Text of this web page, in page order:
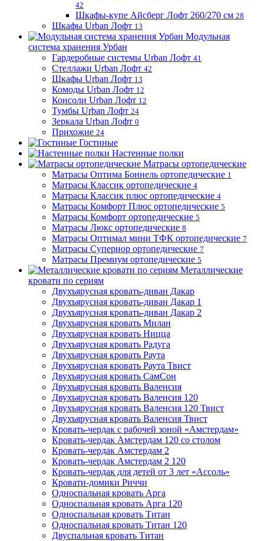
42
Шкафы-купе Айсберг Лофт 260/270 см 28
Шкафы Urban Лофт 13
Модульная
система хранения Урбан
Гардеробные системы Urban Лофт 41
Стеллажи Urban Лофт 42
Шкафы Urban Лофт 13
Комоды Urban Лофт 12
Консоли Urban Лофт 12
Тумбы Urban Лофт 24
Зеркала Urban Лофт 0
Прихожие 24
Гостиные
Настенные полки
Матрасы ортопедические
Матрасы Оптима Боннель ортопедические 1
Матрасы Классик ортопедические 4
Матрасы Классик плюс ортопедические 4
Матрасы Комфорт Плюс ортопедические 5
Матрасы Комфорт ортопедические 5
Матрасы Люкс ортопедические 8
Матрасы Оптимал мини ТФК ортопедические 7
Матрасы Супериор ортопедические 7
Матрасы Премиум ортопедические 5
Металлические
кровати по сериям
Двухъярусная кровать-диван Дакар
Двухъярусная кровать-диван Дакар 1
Двухъярусная кровать-диван Дакар 2
Двухъярусная кровать Милан
Двухъярусная кровать Ницца
Двухъярусная кровать Радуга
Двухъярусная кровать Раута
Двухъярусная кровать Раута Твист
Двухъярусная кровать СамСон
Двухъярусная кровать Валенсия
Двухъярусная кровать Валенсия 120
Двухъярусная кровать Валенсия 120 Твист
Двухъярусная кровать Валенсия Твист
Кровать-чердак с рабочей зоной «Амстердам»
Кровать-чердак Амстердам 120 со столом
Кровать-чердак Амстердам 2
Кровать-чердак Амстердам 2 120
Кровать-чердак для детей от 3 лет «Ассоль»
Кровати-домики Риччи
Односпальная кровать Арга
Односпальная кровать Арга 120
Односпальная кровать Титан
Односпальная кровать Титан 120
Двуспальная кровать Титан